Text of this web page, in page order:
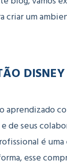
criar um
aprendizado
e de seus
é
esse